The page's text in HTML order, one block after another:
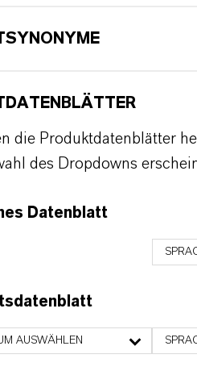
die Produktdatenblätter
des Dropdowns
Datenblatt
AUSWÄHLEN